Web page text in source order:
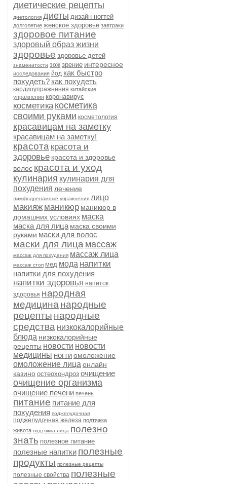
диетические рецепты
диетология диеты дизайн ногтей
долголетие женское здоровье завтраки
здоровое питание
здоровый образ жизни
здоровье здоровье детей
знаменитости зож зрение интересное
исследования йод как быстро
похудеть? как похудеть
кардиоупражнения китайские
упражнения коронавирус
косметика косметика
своими руками косметология
красавицам на заметку
красавицам на заметку!
красота красота и
здоровье красота и здоровье
волос красота и уход
кулинария кулинария для
похудения лечение
лимфодренажные упражнения лицо
макияж маникюр маникюр в
домашних условиях маска
маска для лица маска своими
руками маски для волос
маски для лица массаж
массаж для похудения массаж лица
массаж стоп мед мода напитки
напитки для похудения
напитки здоровья напиток
здоровья народная
медицина народные
рецепты народные
средства низкокалорийные
блюда низкокалорийные
рецепты новости новости
медицины ногтиомоложение
омоложение лица онлайн
казино остеохондроз очищение
очищение организма
очищение печени печень
питание питание для
похудения поджелудочная
поджелудочная железа подтяжка
живота подтяжка лица полезно
знать полезное питание
полезные напитки полезные
продукты полезные рецепты
полезные свойства полезные